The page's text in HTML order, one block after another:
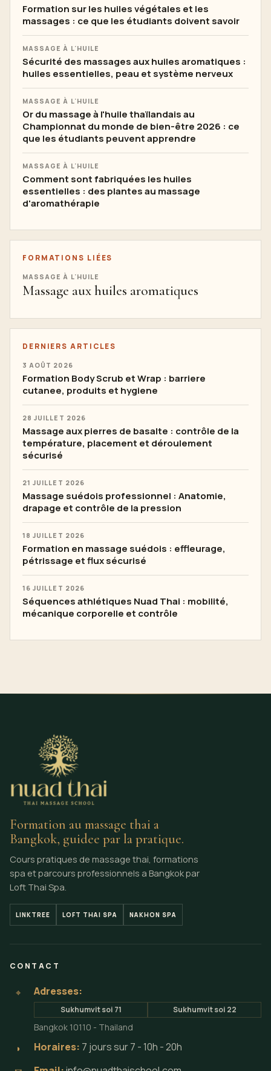
Formation sur les huiles végétales et les
massages : ce que les étudiants doivent savoir
MASSAGE À L'HUILE
Sécurité des massages aux huiles aromatiques :
huiles essentielles, peau et système nerveux
MASSAGE À L'HUILE
Or du massage à l'huile thaïlandais au
Championnat du monde de bien-être 2026 : ce
que les étudiants peuvent apprendre
MASSAGE À L'HUILE
Comment sont fabriquées les huiles
essentielles : des plantes au massage
d'aromathérapie
FORMATIONS LIÉES
MASSAGE À L'HUILE
Massage aux huiles aromatiques
DERNIERS ARTICLES
3 AOÛT 2026
Formation Body Scrub et Wrap : barriere
cutanee, produits et hygiene
28 JUILLET 2026
Massage aux pierres de basalte : contrôle de la
température, placement et déroulement
sécurisé
21 JUILLET 2026
Massage suédois professionnel : Anatomie,
drapage et contrôle de la pression
18 JUILLET 2026
Formation en massage suédois : effleurage,
pétrissage et flux sécurisé
16 JUILLET 2026
Séquences athlétiques Nuad Thai : mobilité,
mécanique corporelle et contrôle
Formation au massage thai a
Bangkok, guidee par la pratique.
Cours pratiques de massage thai, formations
spa et parcours professionnels a Bangkok par
Loft Thai Spa.
LINKTREE LOFT THAI SPA NAKHON SPA
CONTACT
⌖ Adresses:
Sukhumvit soi 71 Sukhumvit soi 22
Bangkok 10110 - Thailand
◗ Horaires: 7 jours sur 7 - 10h - 20h